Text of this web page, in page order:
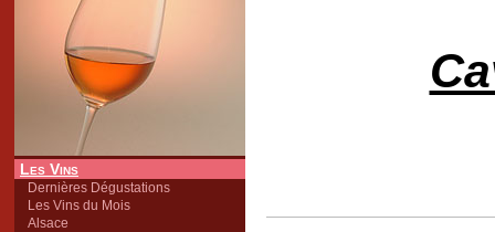
Les Vins
Dernières Dégustations
Les Vins du Mois
Alsace